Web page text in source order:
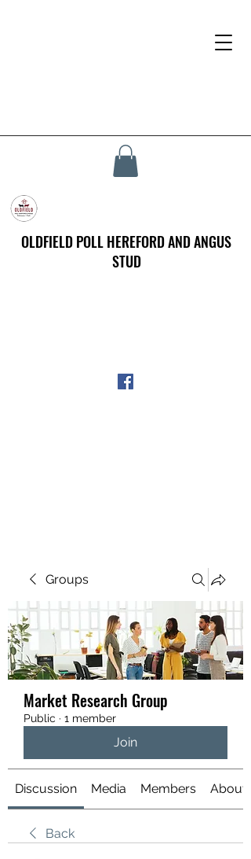
OLDFIELD POLL HEREFORD AND ANGUS
STUD
Groups
Market Research Group
Public · 1 member
Join
Discussion Media Members About
Back